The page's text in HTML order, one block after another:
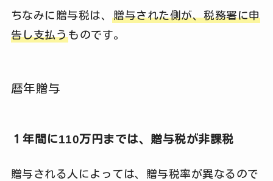
ちなみに贈与税は、贈与された側が、税務署に申
告し支払うものです。
暦年贈与
１年間に110万円までは、贈与税が非課税
贈与される人によっては、贈与税率が異なるので